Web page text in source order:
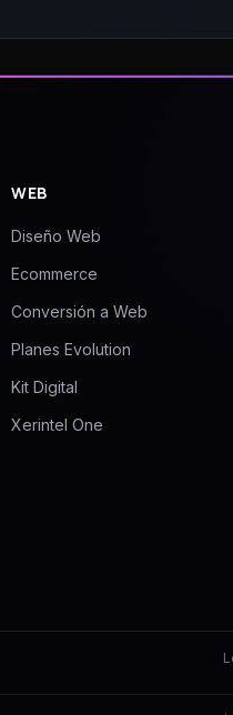
WEB
Diseño Web
Ecommerce
Conversión a Web
Planes Evolution
Kit Digital
Xerintel One